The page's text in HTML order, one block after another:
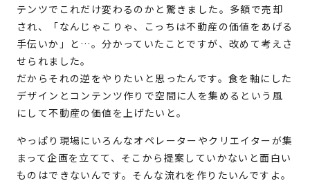
テンツでこれだけ変わるのかと驚きました。多額で売却
され、「なんじゃこりゃ、こっちは不動産の価値をあげる
手伝いか」と…。分かっていたことですが、改めて考えさ
せられました。
だからそれの逆をやりたいと思ったんです。食を軸にした
デザインとコンテンツ作りで空間に人を集めるという風
にして不動産の価値を上げたいと。
やっぱり現場にいろんなオペレーターやクリエイターが集
まって企画を立てて、そこから提案していかないと面白い
ものはできないんです。そんな流れを作りたいんですよ。